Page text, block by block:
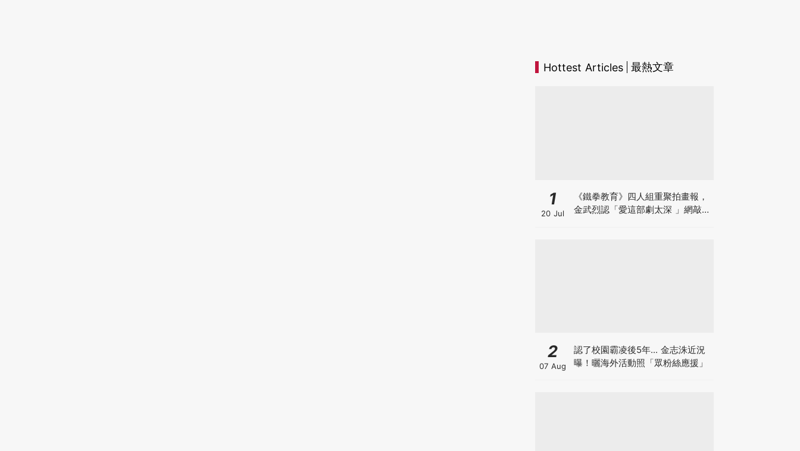
Hottest Articles 最熱文章
1
20 Jul
《鐵拳教育》四人組重聚拍畫報，
金武烈認「愛這部劇太深 」網敲：
2
07 Aug
認了校園霸凌後5年... 金志洙近況
曝！曬海外活動照「眾粉絲應援」